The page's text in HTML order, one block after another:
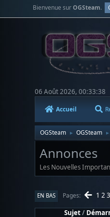
Bienvenue surOGSteam.
06 Août 2026, 00:33:38
Accueil
OGSteam ► OGSteam ►
Annonces
Les Nouvelles
EN BAS Pages 1 2 3
Sujet/